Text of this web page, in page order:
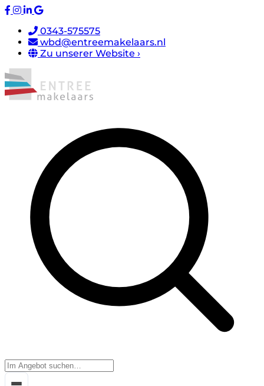
0343-575575
wbd@entreemakelaars.nl
Zu unserer Website ›